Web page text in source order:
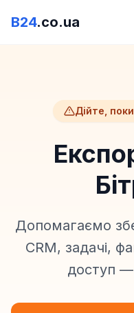
B24.co.ua
Дійте,
Допомагаємо
CRM, задачі,
доступ —